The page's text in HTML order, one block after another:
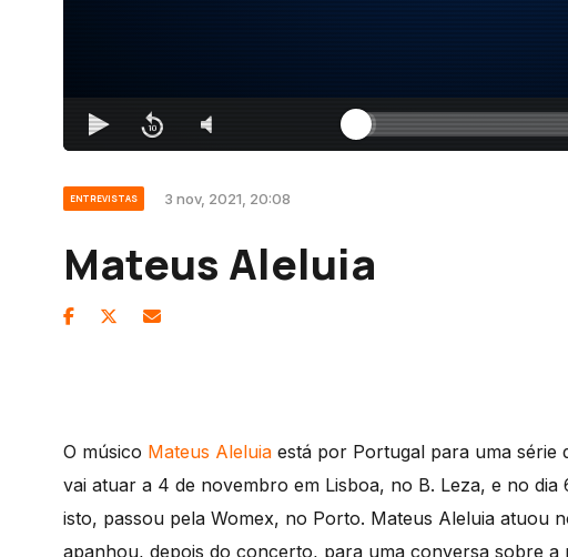
ENTREVISTAS 3 nov, 2021, 20:08
Mateus Aleluia
O músico Mateus Aleluia está por Portugal para uma série
vai atuar a 4 de novembro em Lisboa, no B. Leza, e no
isto, passou pela Womex, no Porto. Mateus Aleluia atuou
apanhou, depois do concerto, para uma conversa sobre a